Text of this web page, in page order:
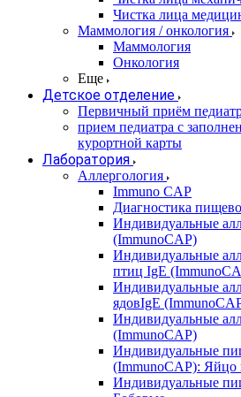
Чистка лица
Маммология / онкология
Маммология
Онкология
Еще
Детское отделение
Первичный приём
прием педиатра с
курортной карты
Лаборатория
Аллергология
Immuno CAP
Диагностика
Индивидуальные
(ImmunoCAP)
Индивидуальные
птиц IgE
Индивидуальные
ядовIgE
Индивидуальные
(ImmunoCAP)
Индивидуальные
(ImmunoCAP): Яйцо
Индивидуальные